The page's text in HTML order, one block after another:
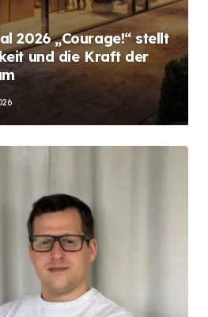
2026 „Courage!“ stellt
und die Kraft der